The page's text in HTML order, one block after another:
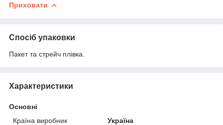
Приховати
Спосіб упаковки
Пакет та стрейч плівка.
Характеристики
Основні
Країна виробник
Україна